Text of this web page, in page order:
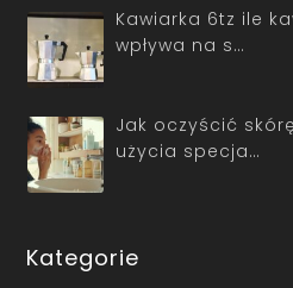
Kawiarka 6tz ile
wpływa na s…
Jak oczyścić
użycia specja…
Kategorie